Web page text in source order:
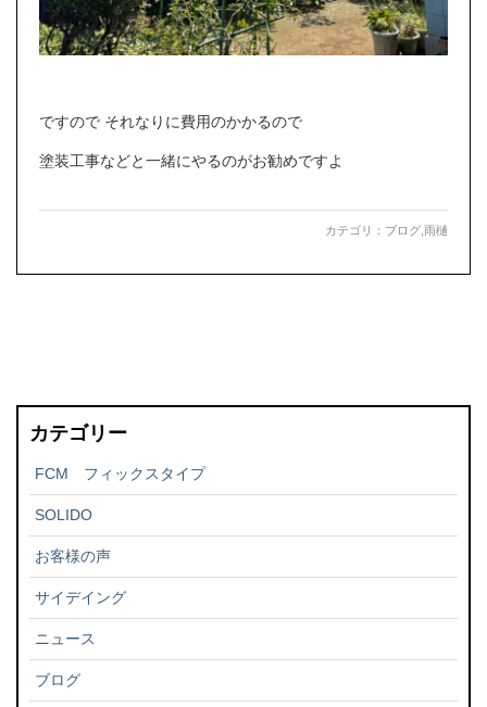
ですので それなりに費用のかかるので
塗装工事などと一緒にやるのがお勧めですよ
カテゴリ： ブログ 雨樋
カテゴリー
FCM フィックスタイプ
SOLIDO
お客様の声
サイデイング
ニュース
ブログ